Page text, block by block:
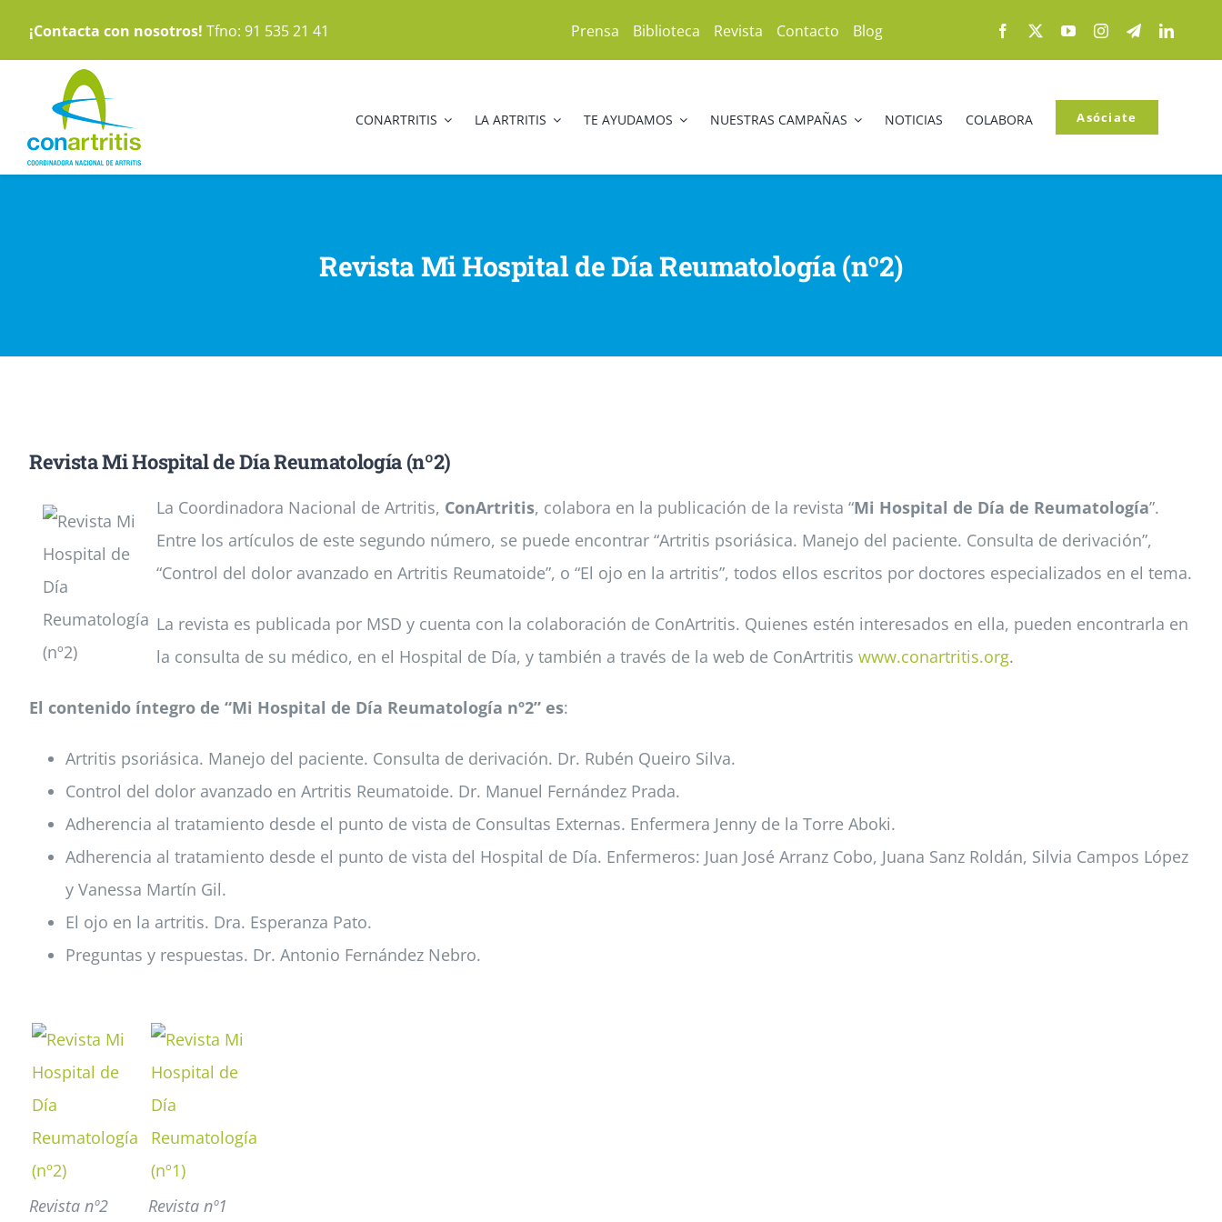
contenido
¡Contacta con nosotros! Tfno: 91 535 21 41 Prensa Biblioteca Revista Contacto Blog
CONARTRITIS LA ARTRITIS TE AYUDAMOS NUESTRAS CAMPAÑAS NOTICIAS COLABORA Asóciate
Revista Mi Hospital de Día Reumatología (nº2)
Revista Mi Hospital de Día Reumatología (nº2)
La Coordinadora Nacional de Artritis, ConArtritis, colabora en la publicación de la revista “Mi Hospital de Día de Reumatología”.
Entre los artículos de este segundo número, se puede encontrar “Artritis psoriásica. Manejo del paciente. Consulta de derivación”,
“Control del dolor avanzado en Artritis Reumatoide”, o “El ojo en la artritis”, todos ellos escritos por doctores especializados en el tema.
La revista es publicada por MSD y cuenta con la colaboración de ConArtritis. Quienes estén interesados en ella, pueden encontrarla en
la consulta de su médico, en el Hospital de Día, y también a través de la web de ConArtritis www.conartritis.org.
El contenido íntegro de “Mi Hospital de Día Reumatología nº2” es:
Artritis psoriásica. Manejo del paciente. Consulta de derivación. Dr. Rubén Queiro Silva.
Control del dolor avanzado en Artritis Reumatoide. Dr. Manuel Fernández Prada.
Adherencia al tratamiento desde el punto de vista de Consultas Externas. Enfermera Jenny de la Torre Aboki.
Adherencia al tratamiento desde el punto de vista del Hospital de Día. Enfermeros: Juan José Arranz Cobo, Juana Sanz Roldán, Silvia Campos López
y Vanessa Martín Gil.
El ojo en la artritis. Dra. Esperanza Pato.
Preguntas y respuestas. Dr. Antonio Fernández Nebro.
Revista nº2 Revista nº1